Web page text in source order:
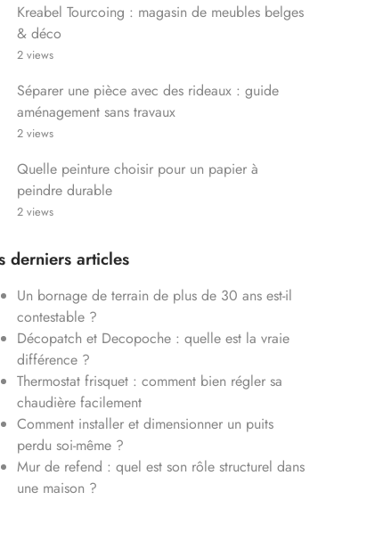
Kreabel Tourcoing : magasin de meubles belges
& déco
2 views
Séparer une pièce avec des rideaux : guide
aménagement sans travaux
2 views
Quelle peinture choisir pour un papier à
peindre durable
2 views
derniers articles
Un bornage de terrain de plus de 30 ans est-il
contestable ?
Décopatch et Decopoche : quelle est la vraie
différence ?
Thermostat frisquet : comment bien régler sa
chaudière facilement
Comment installer et dimensionner un puits
perdu soi-même ?
Mur de refend : quel est son rôle structurel dans
une maison ?